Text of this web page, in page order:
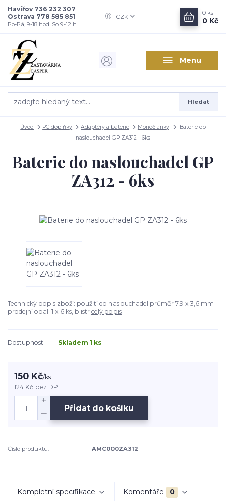
Menu
CZK
Hledat
Havířov 736 232 307
Ostrava 778 585 851
Po-Pá, 9-18 hod. So 9-12 h.
0 ks
0 Kč
Úvod PC doplňky Adaptéry a baterie Monočlánky
Baterie do
naslouchadel GP ZA312 - 6ks
Baterie do naslouchadel GP
ZA312 - 6ks
Technický popis zboží: použití do naslouchadel průměr 7,9 x 3,6 mm
prodejní obal: 1 x 6 ks, blistr celý popis
Dostupnost Skladem 1 ks
150 Kč/ks
124 Kč bez DPH
Přidat do košíku
Číslo produktu: AMC000ZA312
Kompletní specifikace Komentáře 0